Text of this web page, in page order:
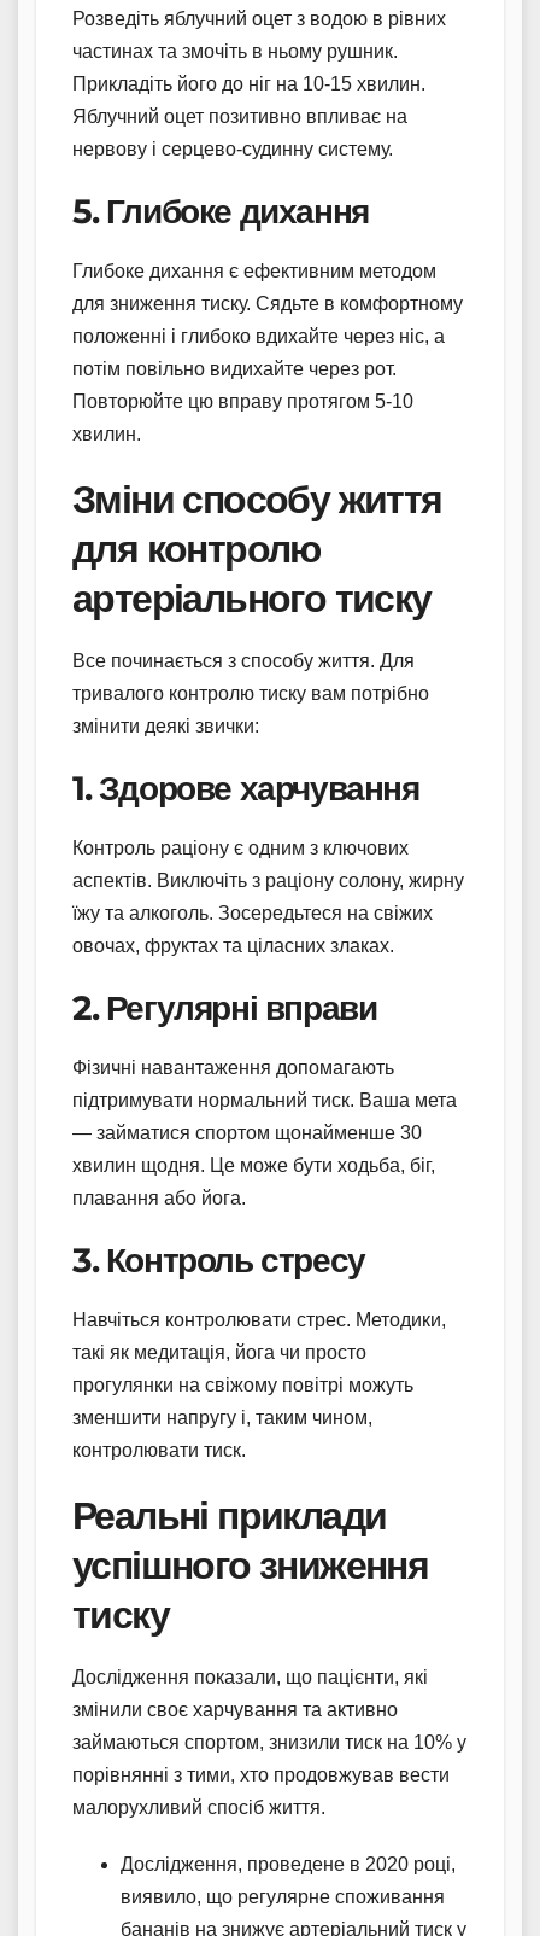
Розведіть яблучний оцет з водою в рівних
частинах та змочіть в ньому рушник.
Прикладіть його до ніг на 10-15 хвилин.
Яблучний оцет позитивно впливає на
нервову і серцево-судинну систему.
5. Глибоке дихання
Глибоке дихання є ефективним методом
для зниження тиску. Сядьте в комфортному
положенні і глибоко вдихайте через ніс, а
потім повільно видихайте через рот.
Повторюйте цю вправу протягом 5-10
хвилин.
Зміни способу життя
для контролю
артеріального тиску
Все починається з способу життя. Для
тривалого контролю тиску вам потрібно
змінити деякі звички:
1. Здорове харчування
Контроль раціону є одним з ключових
аспектів. Виключіть з раціону солону, жирну
їжу та алкоголь. Зосередьтеся на свіжих
овочах, фруктах та ціласних злаках.
2. Регулярні вправи
Фізичні навантаження допомагають
підтримувати нормальний тиск. Ваша мета
— займатися спортом щонайменше 30
хвилин щодня. Це може бути ходьба, біг,
плавання або йога.
3. Контроль стресу
Навчіться контролювати стрес. Методики,
такі як медитація, йога чи просто
прогулянки на свіжому повітрі можуть
зменшити напругу і, таким чином,
контролювати тиск.
Реальні приклади
успішного зниження
тиску
Дослідження показали, що пацієнти, які
змінили своє харчування та активно
займаються спортом, знизили тиск на 10% у
порівнянні з тими, хто продовжував вести
малорухливий спосіб життя.
Дослідження, проведене в 2020 році,
виявило, що регулярне споживання
бананів на знижує артеріальний тиск у